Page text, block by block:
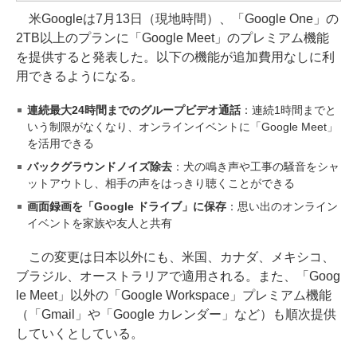
米Googleは7月13日（現地時間）、「Google One」の
2TB以上のプランに「Google Meet」のプレミアム機能
を提供すると発表した。以下の機能が追加費用なしに利
用できるようになる。
連続最大24時間までのグループビデオ通話：連続1時間までと
いう制限がなくなり、オンラインイベントに「Google Meet」
を活用できる
バックグラウンドノイズ除去：犬の鳴き声や工事の騒音をシャ
ットアウトし、相手の声をはっきり聴くことができる
画面録画を「Google ドライブ」に保存：思い出のオンライン
イベントを家族や友人と共有
この変更は日本以外にも、米国、カナダ、メキシコ、
ブラジル、オーストラリアで適用される。また、「Goog
le Meet」以外の「Google Workspace」プレミアム機能
（「Gmail」や「Google カレンダー」など）も順次提供
していくとしている。